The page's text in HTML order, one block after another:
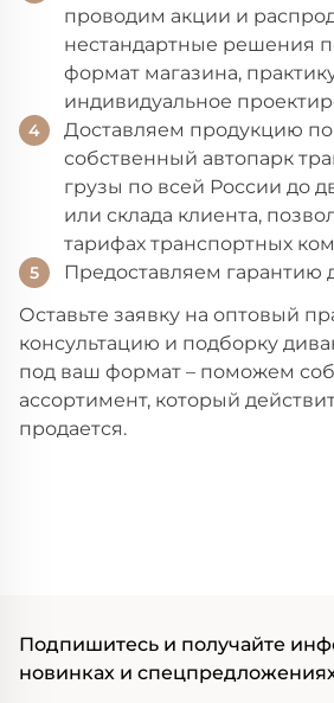
проводим акции и
нестандартные решения
формат магазина,
индивидуальное
Доставляем продукцию
собственный автопарк
грузы по всей России до
или склада клиента,
тарифах транспортных
Предоставляем гарантию
Оставьте заявку на оптовый
консультацию и подборку
под ваш формат – поможем
ассортимент, который
продается.
Подпишитесь и получайте
новинках и